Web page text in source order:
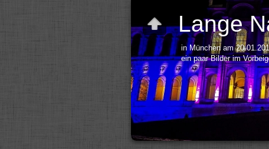
Lange
in München am
ein paar Bilder im